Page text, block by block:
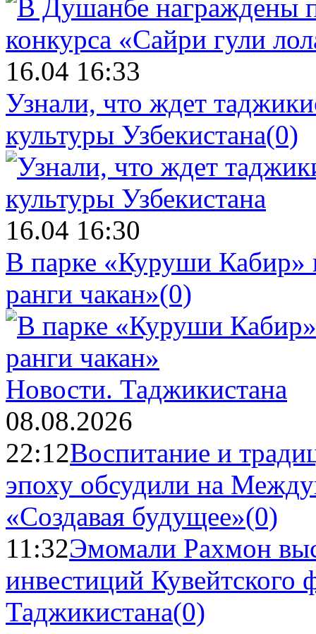
16.04 16:33
Узнали, что ждет
культуры Узбекистана(0)
16.04 16:30
В парке «Куруши Кабир»
ранги чакан»(0)
Новости. Таджикистана
08.08.2026
22:12Воспитание и
эпоху обсудили на
«Создавая будущее»(0)
11:32Эмомали Рахмон
инвестиций Кувейтского
Таджикистана(0)